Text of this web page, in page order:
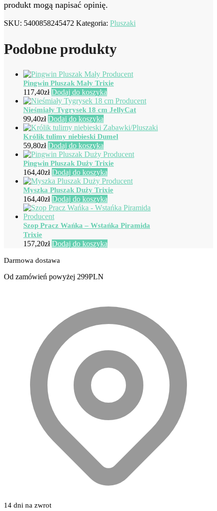
produkt mogą napisać opinię.
SKU: 5400858245472 Kategoria: Pluszaki
Podobne produkty
Pingwin Pluszak Mały Trixie
117,40zł Dodaj do koszyka
Nieśmiały Tygrysek 18 cm JellyCat
99,40zł Dodaj do koszyka
Królik tulimy niebieski Dumel
59,80zł Dodaj do koszyka
Pingwin Pluszak Duży Trixie
164,40zł Dodaj do koszyka
Myszka Pluszak Duży Trixie
164,40zł Dodaj do koszyka
Szop Pracz Wańka – Wstańka Piramida
Trixie
157,20zł Dodaj do koszyka
Darmowa dostawa
Od zamówień powyżej 299PLN
14 dni na zwrot